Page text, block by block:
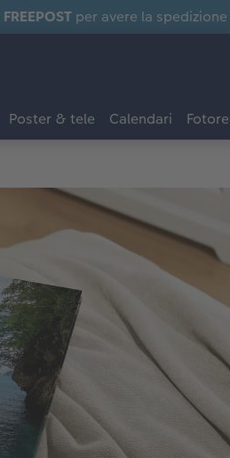
FREEPOST per avere la
Poster & tele Calendari